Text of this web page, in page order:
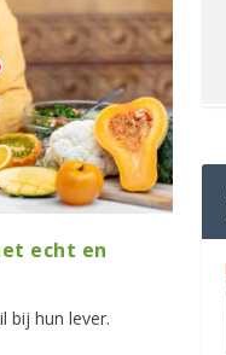
echt en
bij hun lever.